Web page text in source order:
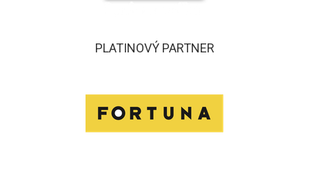
PLATINOVÝ PARTNER